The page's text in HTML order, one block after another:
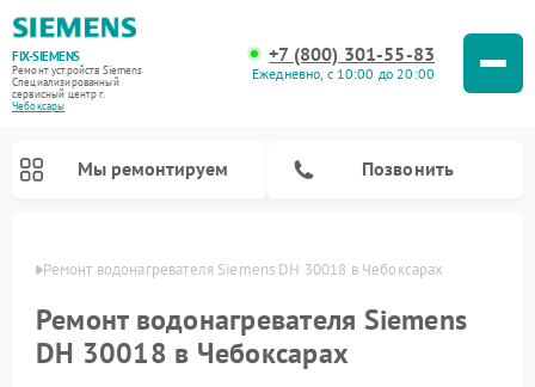
FIX-SIEMENS
Ремонт устройств Siemens
Специализированный
cервисный центр г.
Чебоксары
+7 (800) 301-55-83
Ежедневно, с 10:00 до 20:00
Мы ремонтируем Позвонить
Ремонт водонагревателя Siemens DH 30018 в Чебоксарах
Ремонт водонагревателя Siemens
DH 30018 в Чебоксарах